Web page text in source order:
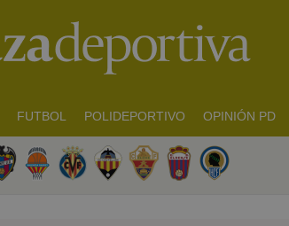
FUTBOL POLIDEPORTIVO OPINIÓN PD